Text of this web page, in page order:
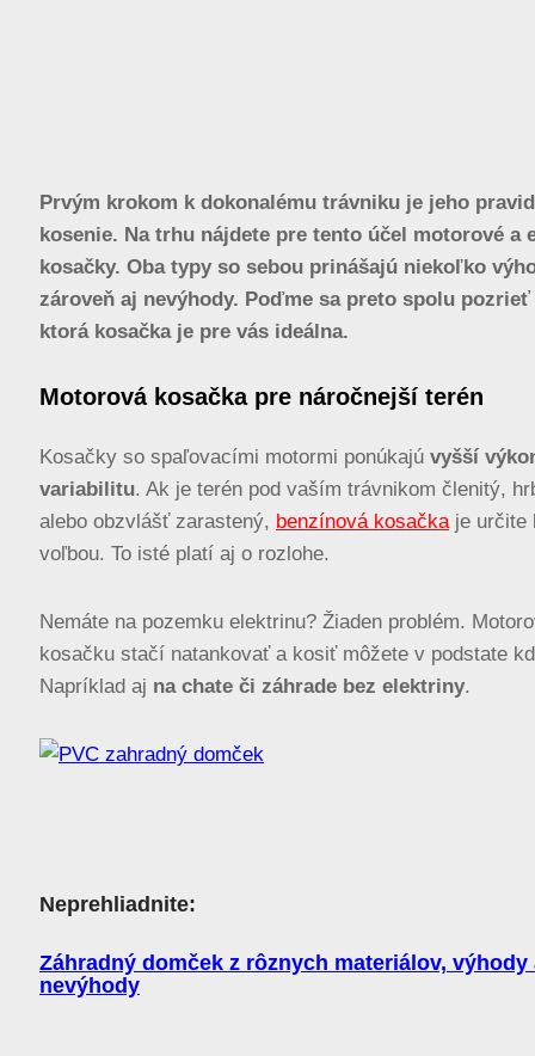
Prvým krokom k dokonalému trávniku je jeho
kosenie. Na trhu nájdete pre tento účel motorové a
kosačky. Oba typy so sebou prinášajú niekoľko
zároveň aj nevýhody. Poďme sa preto spolu pozrieť
ktorá kosačka je pre vás ideálna.
Motorová kosačka pre náročnejší terén
Kosačky so spaľovacími motormi ponúkajú vyšší
variabilitu. Ak je terén pod vaším trávnikom členitý,
alebo obzvlášť zarastený, benzínová kosačkaje určite
voľbou. To isté platí aj o rozlohe.
Nemáte na pozemku elektrinu? Žiaden problém.
kosačku stačí natankovať a kosiť môžete v podstate
Napríklad aj na chate či záhrade bez elektriny.
Neprehliadnite:
Záhradný domček z rôznych materiálov, výhody
nevýhody